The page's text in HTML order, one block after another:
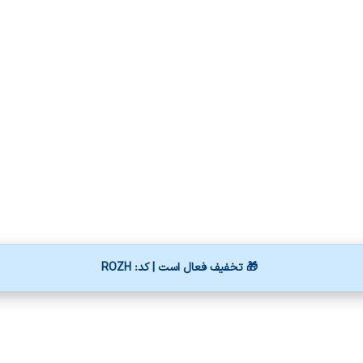
🎁 تخفیف فعال است | کد: ROZH